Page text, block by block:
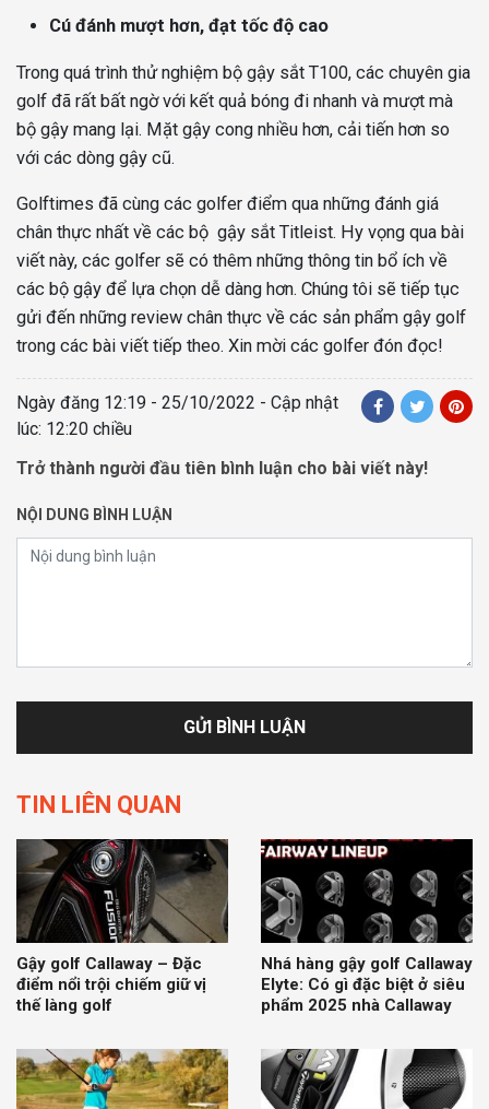
Cú đánh mượt hơn, đạt tốc độ cao
Trong quá trình thử nghiệm bộ gậy sắt T100, các chuyên gia
golf đã rất bất ngờ với kết quả bóng đi nhanh và mượt mà
bộ gậy mang lại. Mặt gậy cong nhiều hơn, cải tiến hơn so
với các dòng gậy cũ.
Golftimes đã cùng các golfer điểm qua những đánh giá
chân thực nhất về các bộ gậy sắt Titleist. Hy vọng qua bài
viết này, các golfer sẽ có thêm những thông tin bổ ích về
các bộ gậy để lựa chọn dễ dàng hơn. Chúng tôi sẽ tiếp tục
gửi đến những review chân thực về các sản phẩm gậy golf
trong các bài viết tiếp theo. Xin mời các golfer đón đọc!
Ngày đăng 12:19 - 25/10/2022 - Cập nhật
lúc: 12:20 chiều
Trở thành người đầu tiên bình luận cho bài viết này!
NỘI DUNG BÌNH LUẬN
TIN LIÊN QUAN
Gậy golf Callaway – Đặc
điểm nổi trội chiếm giữ vị
thế làng golf
Nhá hàng gậy golf Callaway
Elyte: Có gì đặc biệt ở siêu
phẩm 2025 nhà Callaway